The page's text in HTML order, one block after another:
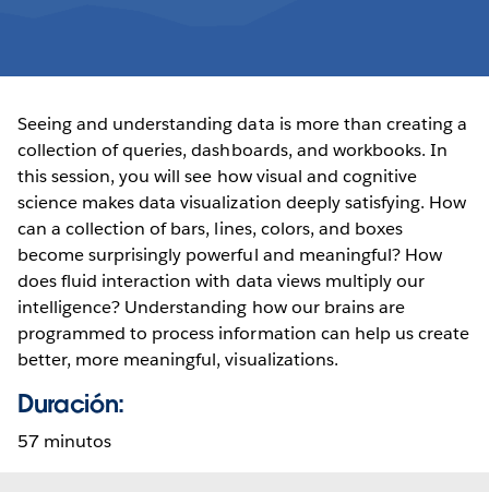
Seeing and understanding data is more than creating a
collection of queries, dashboards, and workbooks. In
this session, you will see how visual and cognitive
science makes data visualization deeply satisfying. How
can a collection of bars, lines, colors, and boxes
become surprisingly powerful and meaningful? How
does fluid interaction with data views multiply our
intelligence? Understanding how our brains are
programmed to process information can help us create
better, more meaningful, visualizations.
Duración:
57 minutos